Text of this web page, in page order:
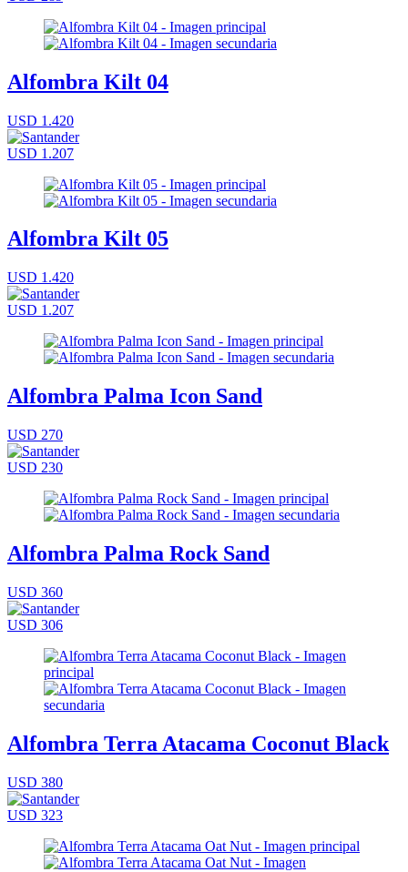
Alfombra Kilt 04
USD 1.420
USD 1.207
Alfombra Kilt 05
USD 1.420
USD 1.207
Alfombra Palma Icon Sand
USD 270
USD 230
Alfombra Palma Rock Sand
USD 360
USD 306
Alfombra Terra Atacama Coconut Black
USD 380
USD 323